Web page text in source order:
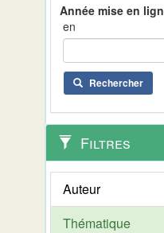
en
Rechercher
Filtres
Auteur
Thématique